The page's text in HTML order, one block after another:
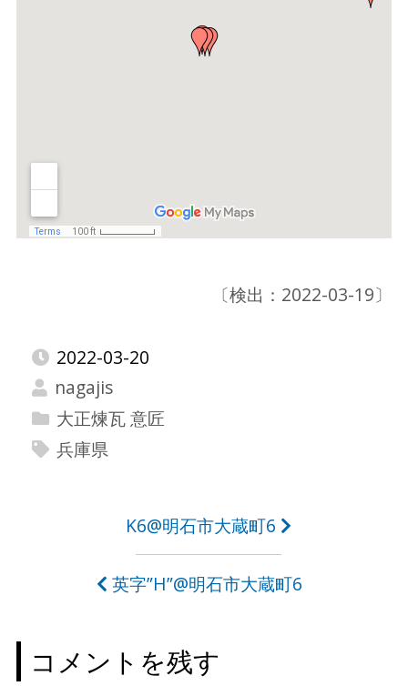
〔検出：2022-03-19〕
2022-03-20
nagajis
大正煉瓦 意匠
兵庫県
ビ
ゲ
K6@明石市大蔵町6
英字”H”@明石市大蔵町6
コメントを残す